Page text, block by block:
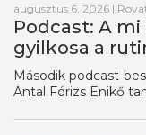
augusztus 6, 2026 |
Podcast: A
gyilkosa a
Második podcast-
Antal Fórizs Enikő